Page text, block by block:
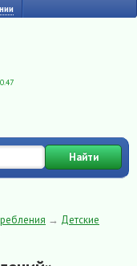
Найти
→ Детские